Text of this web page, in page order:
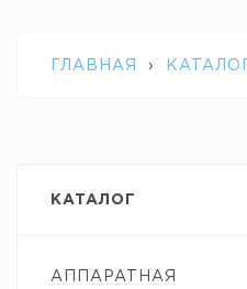
ГЛАВНАЯ › КАТАЛОГ
КАТАЛОГ
АППАРАТНАЯ